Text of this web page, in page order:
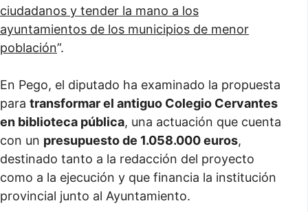
ciudadanos y tender la mano a los
ayuntamientos de los municipios de menor
población”.
En Pego, el diputado ha examinado la propuesta
para transformar el antiguo Colegio Cervantes
en biblioteca pública, una actuación que cuenta
con un presupuesto de 1.058.000 euros,
destinado tanto a la redacción del proyecto
como a la ejecución y que financia la institución
provincial junto al Ayuntamiento.